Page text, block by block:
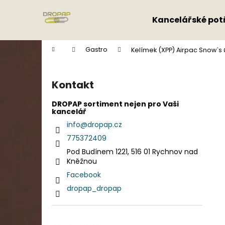
Kancelářské
Domů Gastro Kelímek (XPP) Airpac Snow`s
Kontakt
DROPAP sortiment nejen pro Vaši
kancelář
info@dropap.cz
775372409
Pod Budínem 1221, 516 01 Rychnov nad
Kněžnou
Facebook
dropap_dropap
í
Zpět
do
Zpět
do